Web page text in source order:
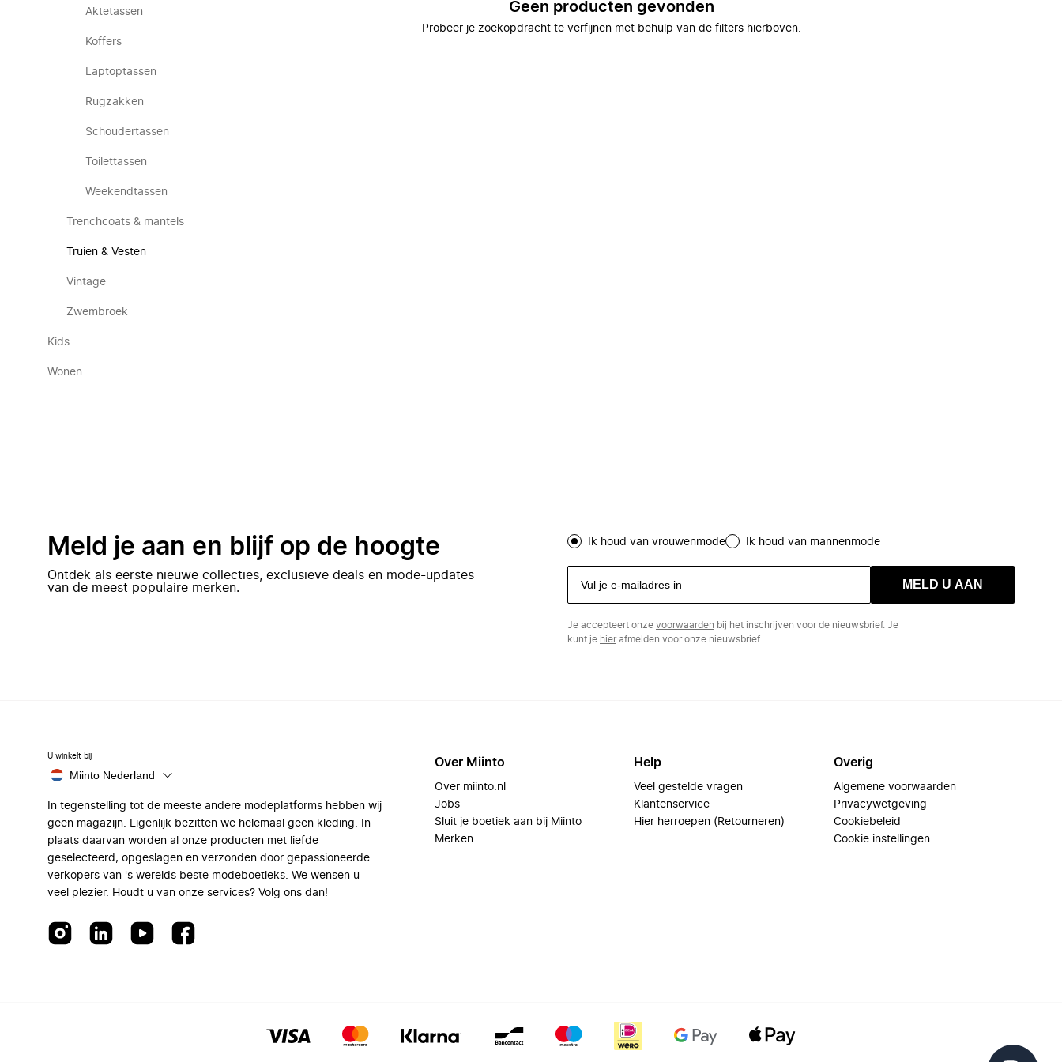
Aktetassen
Koffers
Laptoptassen
Rugzakken
Schoudertassen
Toilettassen
Weekendtassen
Trenchcoats & mantels
Truien & Vesten
Vintage
Zwembroek
Kids
Wonen
Geen producten gevonden
Probeer je zoekopdracht te verfijnen met behulp van de filters hierboven.
Meld je aan en blijf op de hoogte
Ontdek als eerste nieuwe collecties, exclusieve deals en mode-updates
van de meest populaire merken.
Ik houd van vrouwenmode Ik houd van mannenmode
MELD U AAN
Je accepteert onze voorwaarden bij het inschrijven voor de nieuwsbrief. Je
kunt je hierafmelden voor onze nieuwsbrief.
U winkelt bij
Miinto Nederland
In tegenstelling tot de meeste andere modeplatforms hebben wij
geen magazijn. Eigenlijk bezitten we helemaal geen kleding. In
plaats daarvan worden al onze producten met liefde
geselecteerd, opgeslagen en verzonden door gepassioneerde
verkopers van 's werelds beste modeboetieks. We wensen u
veel plezier. Houdt u van onze services? Volg ons dan!
Over Miinto
Over miinto.nl
Jobs
Sluit je boetiek aan bij Miinto
Merken
Help
Veel gestelde vragen
Klantenservice
Hier herroepen (Retourneren)
Overig
Algemene voorwaarden
Privacywetgeving
Cookiebeleid
Cookie instellingen